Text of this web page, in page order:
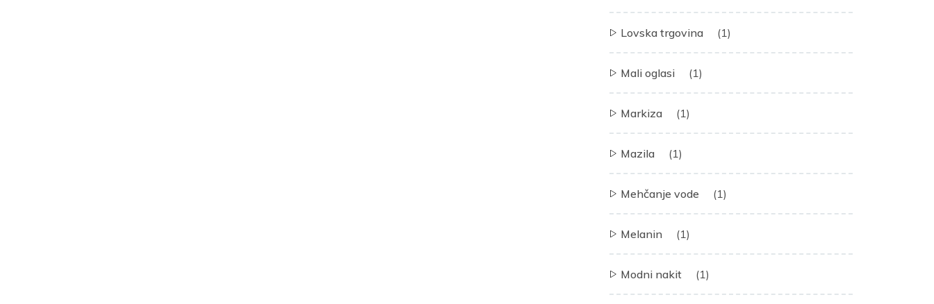
Lovska trgovina (1)
Mali oglasi (1)
Markiza (1)
Mazila (1)
Mehčanje vode (1)
Melanin (1)
Modni nakit (1)